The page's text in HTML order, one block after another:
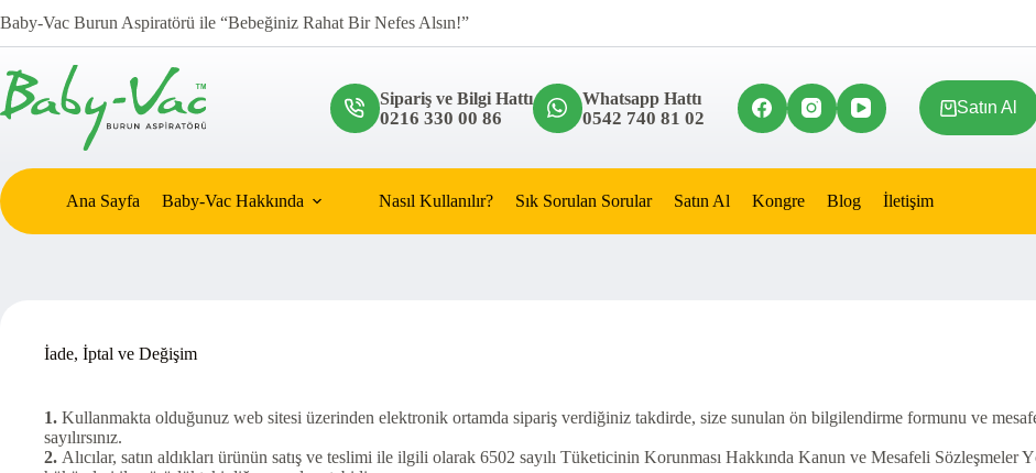
to
content
Baby-Vac Burun Aspiratörü ile “Bebeğiniz Rahat Bir Nefes Alsın!”
Sipariş ve Bilgi Hattı
0216 330 00 86
Whatsapp Hattı
0542 740 81 02 Satın Al
Ana Sayfa Baby-Vac Hakkında Nasıl Kullanılır? Sık Sorulan Sorular Satın Al Kongre Blog İletişim
İade, İptal ve Değişim
1. Kullanmakta olduğunuz web sitesi üzerinden elektronik ortamda sipariş verdiğiniz takdirde, size sunulan ön bilgilendirme formunu ve
sayılırsınız.
2. Alıcılar, satın aldıkları ürünün satış ve teslimi ile ilgili olarak 6502 sayılı Tüketicinin Korunması Hakkında Kanun ve Mesafeli